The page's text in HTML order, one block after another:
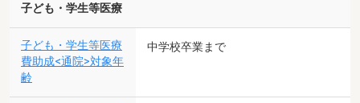
子ども・学生等医療
子ども・学生等医療
費助成<通院>対象年
齢
中学校卒業まで